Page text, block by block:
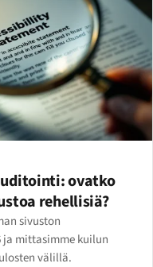
ovatko
rehellisiä?
sivuston
ja mittasimme kuilun
välillä.